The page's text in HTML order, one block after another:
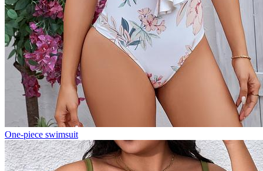
One-piece swimsuit